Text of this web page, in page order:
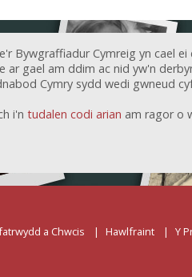
Bywgraffiadur Cymreig yn cael
ar gael am ddim ac nid yw'n
Cymry sydd wedi gwneud
i'n tudalen codi arian am ragor o
a Chwcis Hawlfraint Y